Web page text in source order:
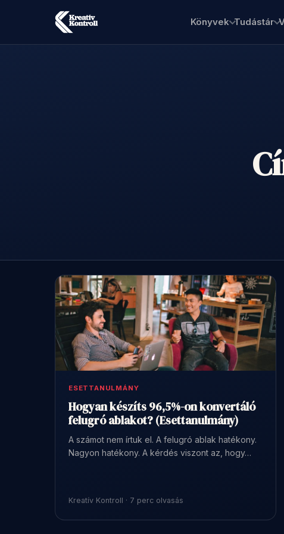
Könyvek Tudástár
ESETTANULMÁNY
Hogyan készíts 96,5%-on konvertáló
felugró ablakot? (Esettanulmány)
A számot nem írtuk el. A felugró ablak hatékony.
Nagyon hatékony. A kérdés viszont az, hogy…
Kreatív Kontroll · 7 perc olvasás